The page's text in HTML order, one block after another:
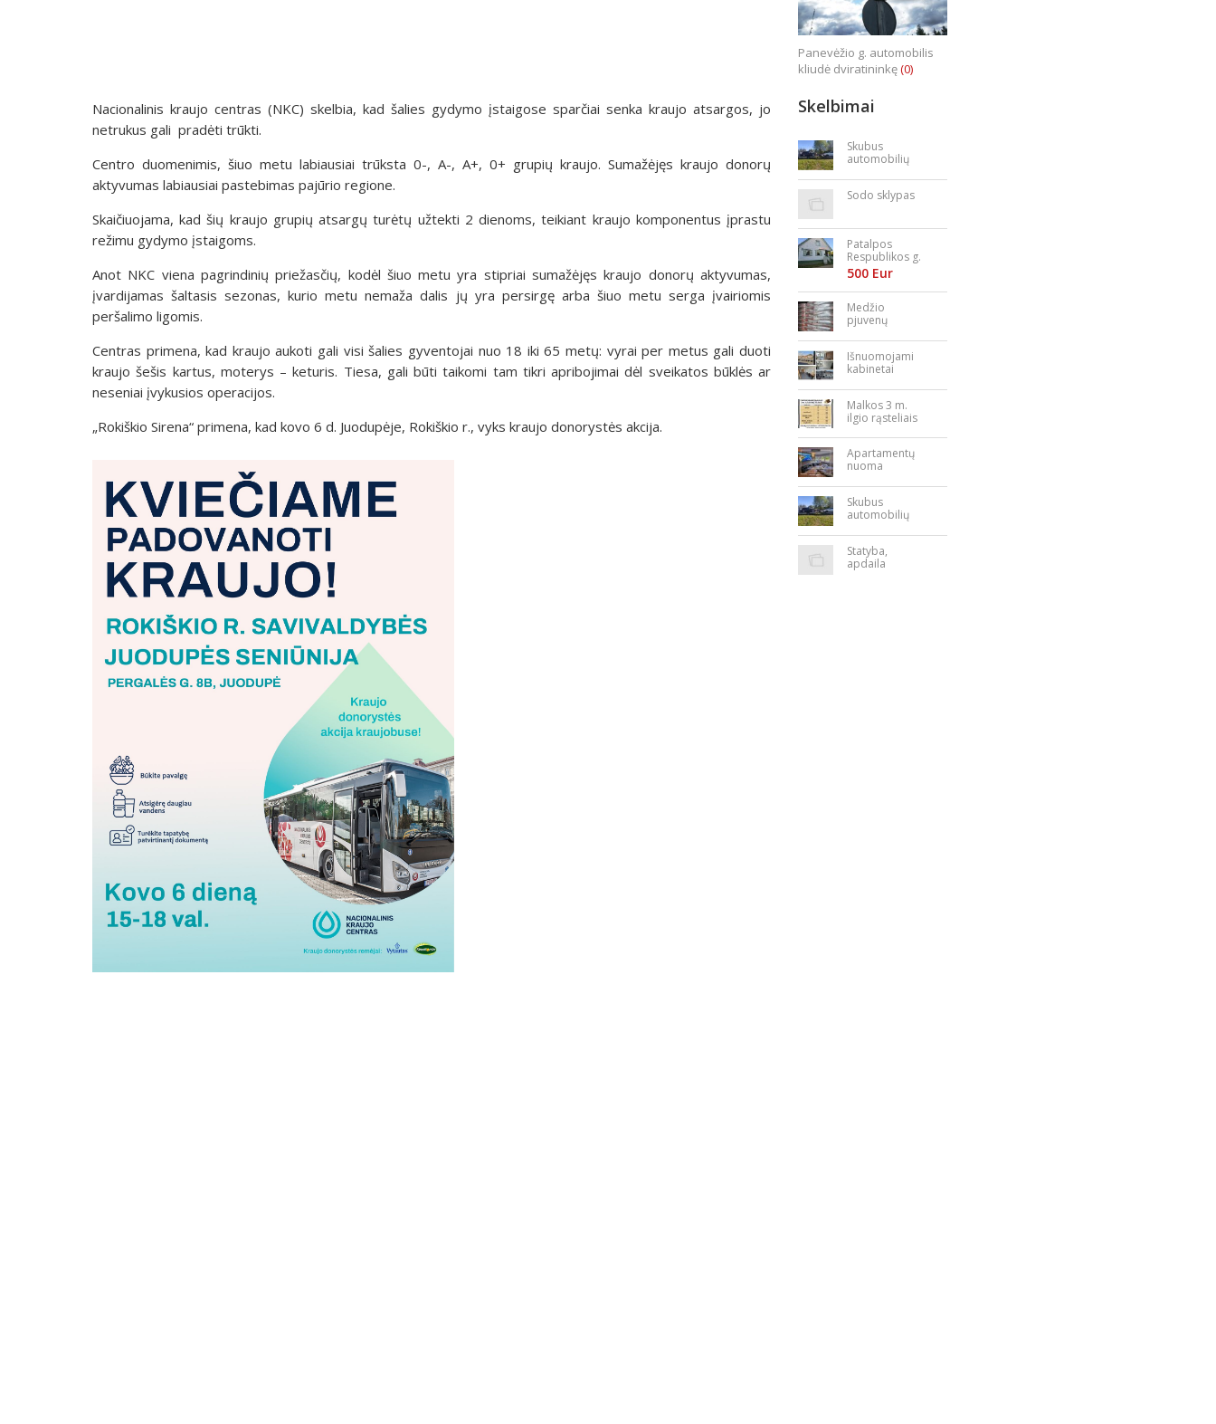
Nacionalinis kraujo centras (NKC) skelbia, kad šalies gydymo įstaigose sparčiai senka kraujo atsargos, jo
netrukus gali pradėti trūkti.
Centro duomenimis, šiuo metu labiausiai trūksta 0-, A-, A+, 0+ grupių kraujo. Sumažėjęs kraujo donorų
aktyvumas labiausiai pastebimas pajūrio regione.
Skaičiuojama, kad šių kraujo grupių atsargų turėtų užtekti 2 dienoms, teikiant kraujo komponentus įprastu
režimu gydymo įstaigoms.
Anot NKC viena pagrindinių priežasčių, kodėl šiuo metu yra stipriai sumažėjęs kraujo donorų aktyvumas,
įvardijamas šaltasis sezonas, kurio metu nemaža dalis jų yra persirgę arba šiuo metu serga įvairiomis
peršalimo ligomis.
Centras primena, kad kraujo aukoti gali visi šalies gyventojai nuo 18 iki 65 metų: vyrai per metus gali duoti
kraujo šešis kartus, moterys – keturis. Tiesa, gali būti taikomi tam tikri apribojimai dėl sveikatos būklės ar
neseniai įvykusios operacijos.
„Rokiškio Sirena“ primena, kad kovo 6 d. Juodupėje, Rokiškio r., vyks kraujo donorystės akcija.
Panevėžio g. automobilis
kliudė dviratininkę(0)
Skelbimai
Skubus
automobilių
Sodo sklypas
Patalpos
Respublikos g.
23
500 Eur
Medžio
pjuvenų
briketai
Išnuomojami
kabinetai
bės aikštėje
Malkos 3 m.
ilgio rąsteliais
Apartamentų
nuoma
Skubus
automobilių
Statyba,
apdaila